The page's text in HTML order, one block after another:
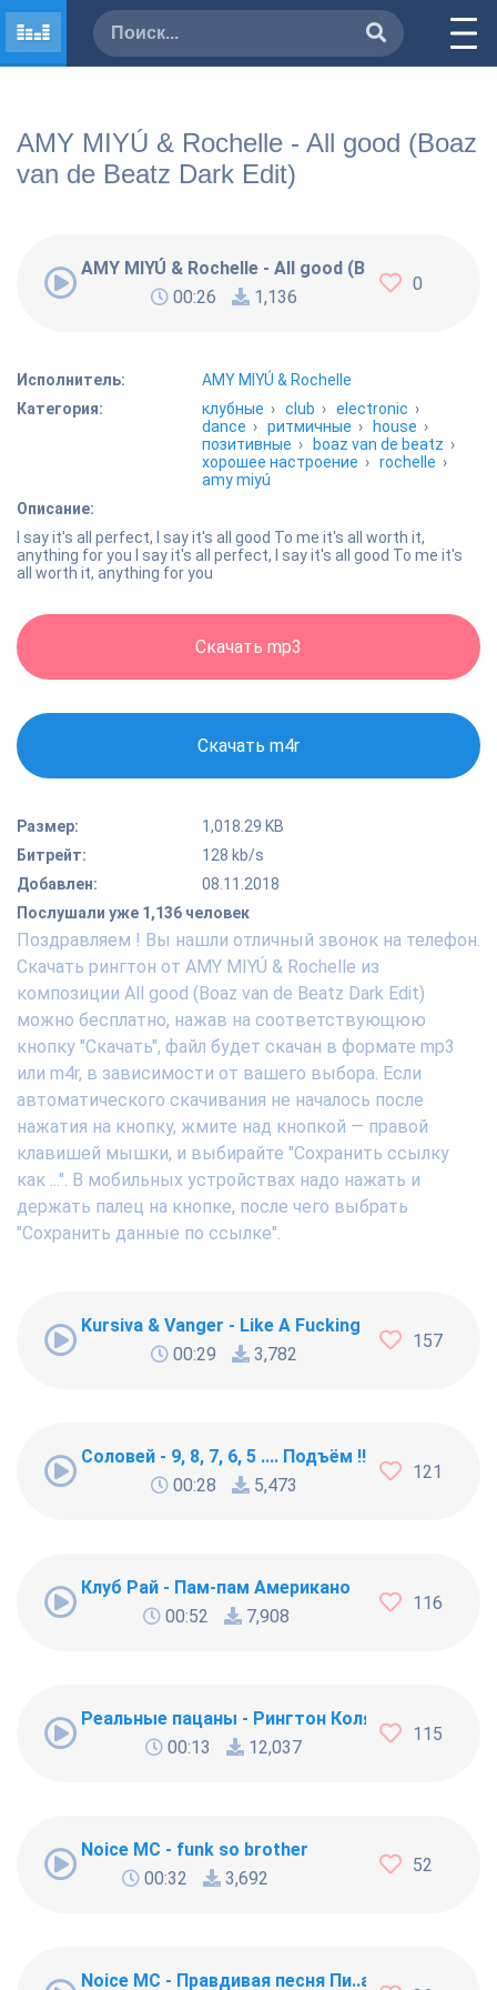
AMY MIYÚ & Rochelle - All good (Boaz
van de Beatz Dark Edit)
AMY MIYÚ & Rochelle - All good (Boaz van de
00:26
1,136
0
Исполнитель:
AMY MIYÚ & Rochelle
Категория:
клубные ›club ›electronic ›
dance ›ритмичные › house ›
позитивные › boaz van de beatz ›
хорошее настроение ›rochelle ›
amy miyú
Описание:
I say it's all perfect, I say it's all good To me it's all worth it,
anything for you I say it's all perfect, I say it's all good To me it's
all worth it, anything for you
Скачать mp3
Скачать m4r
Размер:
1,018.29 KB
Битрейт:
128 kb/s
Добавлен:
08.11.2018
Послушали уже 1,136 человек
Поздравляем ! Вы нашли отличный звонок на телефон.
Скачать рингтон от AMY MIYÚ & Rochelle из
композиции All good (Boaz van de Beatz Dark Edit)
можно бесплатно, нажав на соответствующюю
кнопку "Скачать", файл будет скачан в формате mp3
или m4r, в зависимости от вашего выбора. Если
автоматического скачивания не началось после
нажатия на кнопку, жмите над кнопкой — правой
клавишей мышки, и выбирайте "Сохранить ссылку
как ...". В мобильных устройствах надо нажать и
держать палец на кнопке, после чего выбрать
"Сохранить данные по ссылке".
Kursiva & Vanger - Like A Fucking Newbie
00:29
3,782
157
Соловей - 9, 8, 7, 6, 5 .... Подъём !!!
00:28
5,473
121
Клуб Рай - Пам-пам Американо
00:52
7,908
116
Реальные пацаны - Рингтон Коляна
00:13
12,037
115
Noice MC - funk so brother
00:32
3,692
52
Noice MC - Правдивая песня Пи..абола